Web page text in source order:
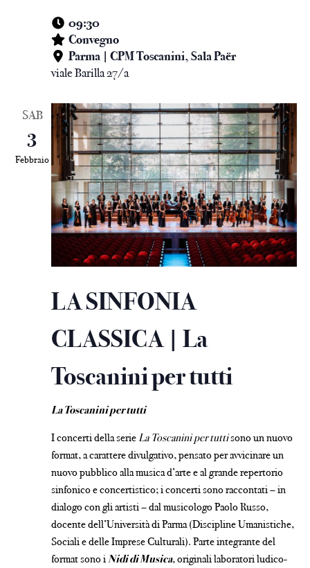
09:30
Convegno
Parma | CPM Toscanini, Sala Paër
viale Barilla 27/a
SAB
3
Febbraio
LA SINFONIA
CLASSICA | La
Toscanini per tutti
La Toscanini per tutti
I concerti della serieLa Toscanini per tuttisono un nuovo
format, a carattere divulgativo, pensato per avvicinare un
nuovo pubblico alla musica d’arte e al grande repertorio
sinfonico e concertistico; i concerti sono raccontati – in
dialogo con gli artisti – dal musicologo Paolo Russo,
docente dell’Università di Parma (Discipline Umanistiche,
Sociali e delle Imprese Culturali). Parte integrante del
format sono iNidi di Musica, originali laboratori ludico-